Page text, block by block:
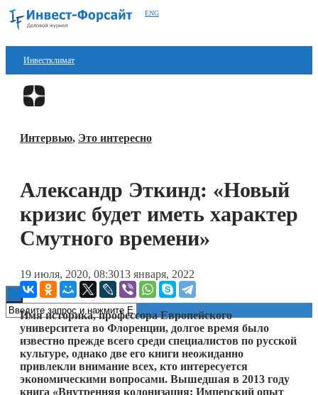
ENG
Инвестклимат
Финансы
Блокчейн
ESG
Интервью, Это интересно
Александр Эткинд: «Новый
кризис будет иметь характер
Смутного времени»
19 июля, 2020, 08:3013 января, 2022
Имя историка, профессора Европейского
университета во Флоренции, долгое время было
известно прежде всего среди специалистов по русской
культуре, однако две его книги неожиданно
привлекли внимание всех, кто интересуется
экономическими вопросами. Вышедшая в 2013 году
книга «Внутренняя колонизация: Имперский опыт